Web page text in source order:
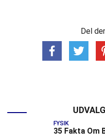
Del
FYSIK
35 Fakta Om